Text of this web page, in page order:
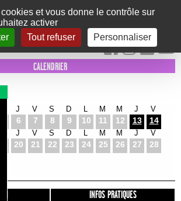
des cookies
et vous donne le contrôle sur
activer
Tout refuser Personnaliser
THÉÂTRE KIDS EXPOS EVENTS
CALENDRIER
J
6
V
7
S
8
D
9 10
M
11
M
12
J
13
V
14
J
20
V
21
S
22
D
23 24
M
25
M
26
J
27
V
28
INFOS PRATIQUES